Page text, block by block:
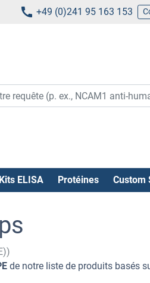
+49 (0)241 95 163 153
Kits ELISA Protéines Custom
de notre liste de produits basés